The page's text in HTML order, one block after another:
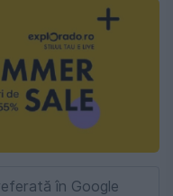
în Google